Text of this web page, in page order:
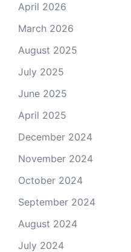
April 2026
March 2026
August 2025
July 2025
June 2025
April 2025
December 2024
November 2024
October 2024
September 2024
August 2024
July 2024